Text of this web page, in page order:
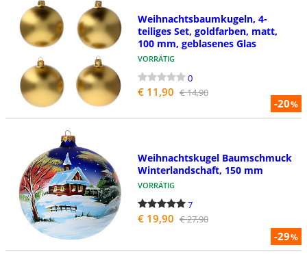
-20%
Weihnachtsbaumkugeln, 4-
teiliges Set, goldfarben, matt,
100 mm, geblasenes Glas
VORRÄTIG
0
€ 11,90 € 14,90
-29%
Weihnachtskugel Baumschmuck
Winterlandschaft, 150 mm
VORRÄTIG
7
€ 19,90 € 27,90